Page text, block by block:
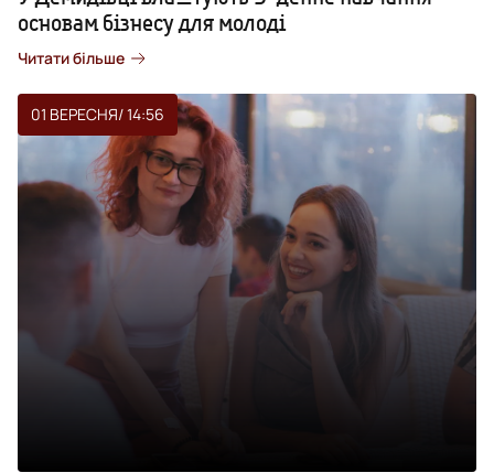
основам бізнесу для молоді
Читати більше
01 ВЕРЕСНЯ/ 14:56